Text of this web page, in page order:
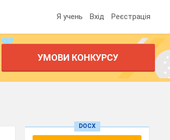
Я учень Вхід Реєстрація
УМОВИ КОНКУРСУ
DOCX